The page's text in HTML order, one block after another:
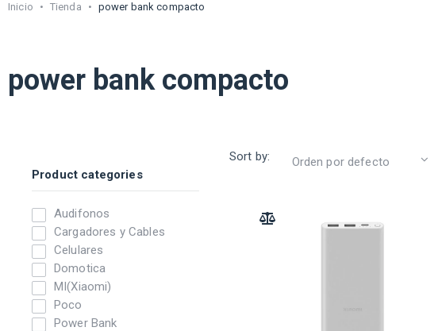
Inicio • Tienda • power bank compacto
power bank compacto
Product categories
Audifonos
Cargadores y Cables
Celulares
Domotica
MI(Xiaomi)
Poco
Power Bank
Sort by: